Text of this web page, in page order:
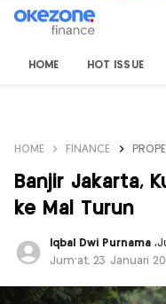
HOME HOT ISSUE
HOME FINANCE
Banjir Jakarta,
ke Mal Turun
Iqbal Dwi Purnama ,
Jum'at, 23 Januari